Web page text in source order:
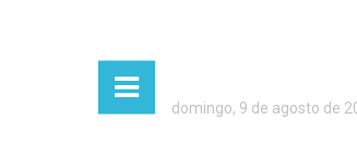
domingo, 9 de agosto de